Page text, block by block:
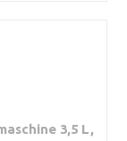
3,5 L,